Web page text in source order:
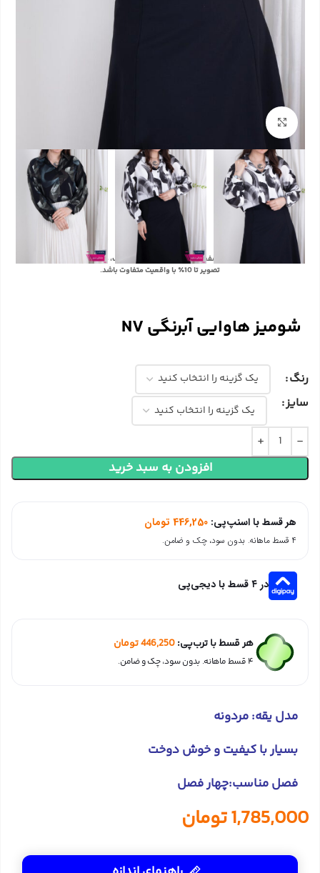
بزرگنمایی تصویر
با توجه به تفاوت رنگ‌ها در صفحه نمایش دستگاه‌های مختلف، ممکن است رنگ محصولات در
تصویر تا 10٪ با واقعیت متفاوت باشد.
شومیز هاوایی آبرنگی NV
رنگ
سایز
افزودن به سبد خرید
هر قسط با اسنپ‌پی: 446,250 تومان
۴ قسط ماهانه. بدون سود، چک و ضامن.
در ۴ قسط با دیجی‌پی
هر قسط با ترب‌پی:446,250تومان
۴ قسط ماهانه. بدون سود، چک و ضامن.
مدل یقه: مردونه
بسیار با کیفیت و خوش دوخت
فصل مناسب:چهار فصل
1,785,000تومان